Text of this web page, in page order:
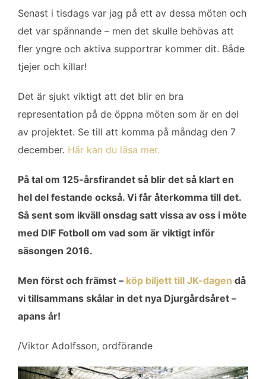
Senast i tisdags var jag på ett av dessa möten och
det var spännande – men det skulle behövas att
fler yngre och aktiva supportrar kommer dit. Både
tjejer och killar!
Det är sjukt viktigt att det blir en bra
representation på de öppna möten som är en del
av projektet. Se till att komma på måndag den 7
december. Här kan du läsa mer.
På tal om 125-årsfirandet så blir det så klart en
hel del festande också. Vi får återkomma till det.
Så sent som ikväll onsdag satt vissa av oss i möte
med DIF Fotboll om vad som är viktigt inför
säsongen 2016.
Men först och främst – köp biljett till JK-dagen då
vi tillsammans skålar in det nya Djurgårdsåret –
apans år!
/Viktor Adolfsson, ordförande